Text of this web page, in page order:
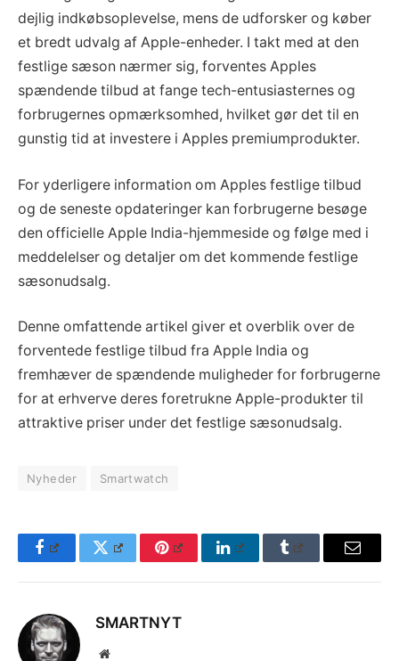
dejlig indkøbsoplevelse, mens de udforsker og køber
et bredt udvalg af Apple-enheder. I takt med at den
festlige sæson nærmer sig, forventes Apples
spændende tilbud at fange tech-entusiasternes og
forbrugernes opmærksomhed, hvilket gør det til en
gunstig tid at investere i Apples premiumprodukter.
For yderligere information om Apples festlige tilbud
og de seneste opdateringer kan forbrugerne besøge
den officielle Apple India-hjemmeside og følge med i
meddelelser og detaljer om det kommende festlige
sæsonudsalg.
Denne omfattende artikel giver et overblik over de
forventede festlige tilbud fra Apple India og
fremhæver de spændende muligheder for forbrugerne
for at erhverve deres foretrukne Apple-produkter til
attraktive priser under det festlige sæsonudsalg.
Nyheder Smartwatch
FacebookTwitter Pinterest LinkedInTumblr Email
SMARTNYT
Website